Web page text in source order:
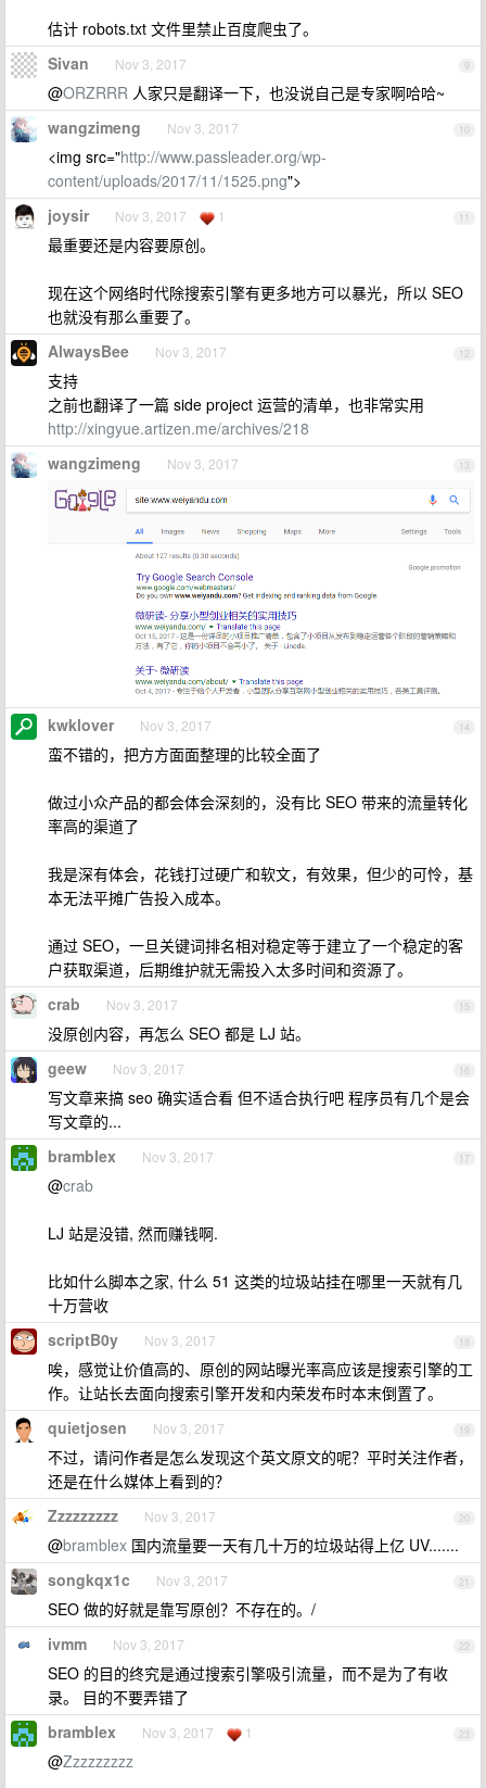
估计 robots.txt 文件里禁止百度爬虫了。
9
Sivan Nov 3, 2017
@ORZRRR 人家只是翻译一下，也没说自己是专家啊哈哈~
10
wangzimeng Nov 3, 2017
<img src="http://www.passleader.org/wp-
content/uploads/2017/11/1525.png">
11
joysir Nov 3, 2017 1
最重要还是内容要原创。
现在这个网络时代除搜索引擎有更多地方可以暴光，所以 SEO
也就没有那么重要了。
12
AlwaysBee Nov 3, 2017
支持
之前也翻译了一篇 side project 运营的清单，也非常实用
http://xingyue.artizen.me/archives/218
13
wangzimeng Nov 3, 2017
14
kwklover Nov 3, 2017
蛮不错的，把方方面面整理的比较全面了
做过小众产品的都会体会深刻的，没有比 SEO 带来的流量转化
率高的渠道了
我是深有体会，花钱打过硬广和软文，有效果，但少的可怜，基
本无法平摊广告投入成本。
通过 SEO，一旦关键词排名相对稳定等于建立了一个稳定的客
户获取渠道，后期维护就无需投入太多时间和资源了。
15
crab Nov 3, 2017
没原创内容，再怎么 SEO 都是 LJ 站。
16
geew Nov 3, 2017
写文章来搞 seo 确实适合看 但不适合执行吧 程序员有几个是会
写文章的...
17
bramblex Nov 3, 2017
@crab
LJ 站是没错, 然而赚钱啊.
比如什么脚本之家, 什么 51 这类的垃圾站挂在哪里一天就有几
十万营收
18
scriptB0y Nov 3, 2017
唉，感觉让价值高的、原创的网站曝光率高应该是搜索引擎的工
作。让站长去面向搜索引擎开发和内荣发布时本末倒置了。
19
quietjosen Nov 3, 2017
不过，请问作者是怎么发现这个英文原文的呢？平时关注作者，
还是在什么媒体上看到的？
20
Zzzzzzzzz Nov 3, 2017
@bramblex 国内流量要一天有几十万的垃圾站得上亿 UV.......
21
songkqx1c Nov 3, 2017
SEO 做的好就是靠写原创？不存在的。/
22
ivmm Nov 3, 2017
SEO 的目的终究是通过搜索引擎吸引流量，而不是为了有收
录。 目的不要弄错了
23
bramblex Nov 3, 2017 1
@Zzzzzzzzz